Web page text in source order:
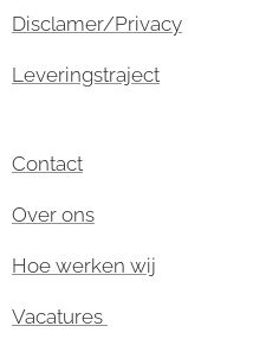
Disclamer/Privacy
Leveringstraject
Contact
Over ons
Hoe werken wij
Vacatures